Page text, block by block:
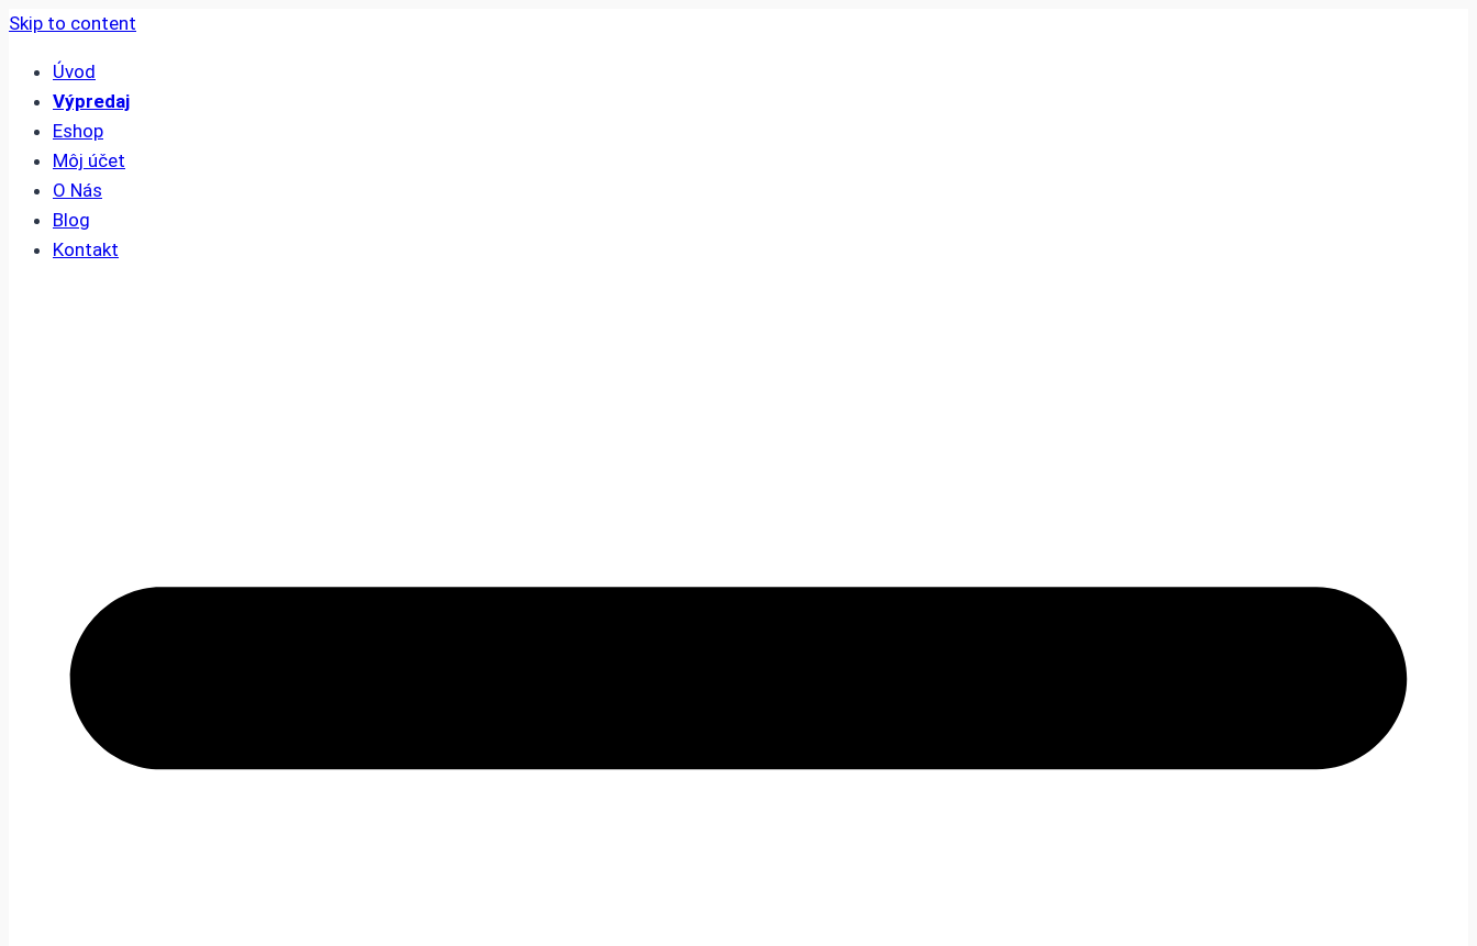
Skip to content
Úvod
Výpredaj
Eshop
Môj účet
O Nás
Blog
Kontakt